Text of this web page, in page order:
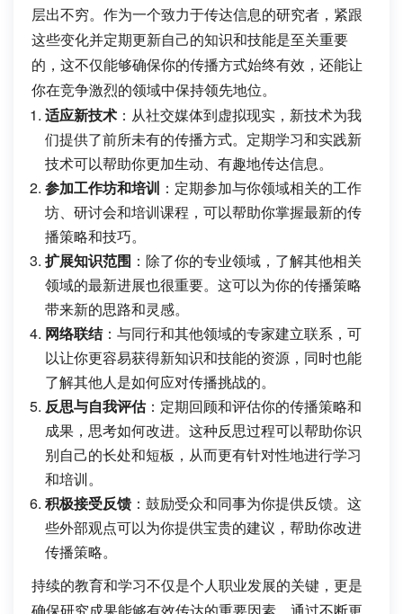
层出不穷。作为一个致力于传达信息的研究者，紧跟
这些变化并定期更新自己的知识和技能是至关重要
的，这不仅能够确保你的传播方式始终有效，还能让
你在竞争激烈的领域中保持领先地位。
适应新技术 ：从社交媒体到虚拟现实，新技术为我
们提供了前所未有的传播方式。定期学习和实践新
技术可以帮助你更加生动、有趣地传达信息。
参加工作坊和培训 ：定期参加与你领域相关的工作
坊、研讨会和培训课程，可以帮助你掌握最新的传
播策略和技巧。
扩展知识范围 ：除了你的专业领域，了解其他相关
领域的最新进展也很重要。这可以为你的传播策略
带来新的思路和灵感。
网络联结：与同行和其他领域的专家建立联系，可
以让你更容易获得新知识和技能的资源，同时也能
了解其他人是如何应对传播挑战的。
反思与自我评估：定期回顾和评估你的传播策略和
成果，思考如何改进。这种反思过程可以帮助你识
别自己的长处和短板，从而更有针对性地进行学习
和培训。
积极接受反馈 ：鼓励受众和同事为你提供反馈。这
些外部观点可以为你提供宝贵的建议，帮助你改进
传播策略。
持续的教育和学习不仅是个人职业发展的关键，更是